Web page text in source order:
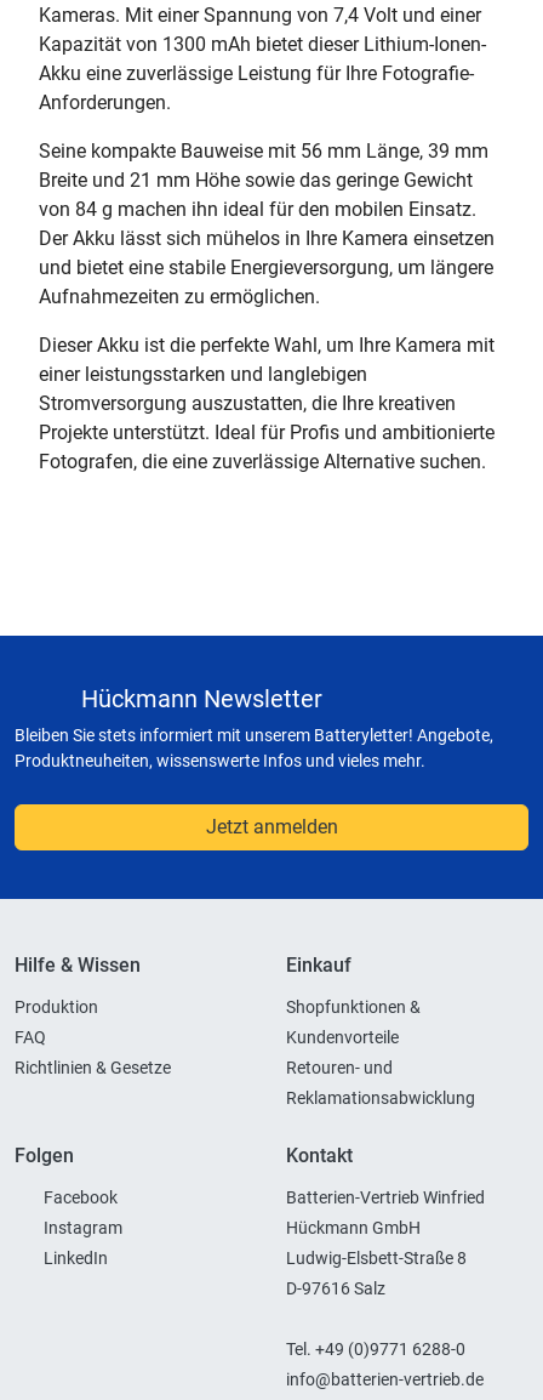
Kameras. Mit einer Spannung von 7,4 Volt und einer
Kapazität von 1300 mAh bietet dieser Lithium-Ionen-
Akku eine zuverlässige Leistung für Ihre Fotografie-
Anforderungen.
Seine kompakte Bauweise mit 56 mm Länge, 39 mm
Breite und 21 mm Höhe sowie das geringe Gewicht
von 84 g machen ihn ideal für den mobilen Einsatz.
Der Akku lässt sich mühelos in Ihre Kamera einsetzen
und bietet eine stabile Energieversorgung, um längere
Aufnahmezeiten zu ermöglichen.
Dieser Akku ist die perfekte Wahl, um Ihre Kamera mit
einer leistungsstarken und langlebigen
Stromversorgung auszustatten, die Ihre kreativen
Projekte unterstützt. Ideal für Profis und ambitionierte
Fotografen, die eine zuverlässige Alternative suchen.
Hückmann Newsletter
Bleiben Sie stets informiert mit unserem Batteryletter! Angebote,
Produktneuheiten, wissenswerte Infos und vieles mehr.
Jetzt anmelden
Hilfe & Wissen
Produktion
FAQ
Richtlinien & Gesetze
Einkauf
Shopfunktionen &
Kundenvorteile
Retouren- und
Reklamationsabwicklung
Folgen
Facebook
Instagram
LinkedIn
Kontakt
Batterien-Vertrieb Winfried
Hückmann GmbH
Ludwig-Elsbett-Straße 8
D-97616 Salz
Tel. +49 (0)9771 6288-0
info@batterien-vertrieb.de